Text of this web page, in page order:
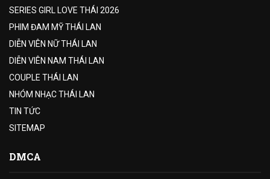
SERIES GIRL LOVE THÁI 2026
PHIM ĐAM MỸ THÁI LAN
DIỄN VIÊN NỮ THÁI LAN
DIỄN VIÊN NAM THÁI LAN
COUPLE THÁI LAN
NHÓM NHẠC THÁI LAN
TIN TỨC
SITEMAP
DMCA